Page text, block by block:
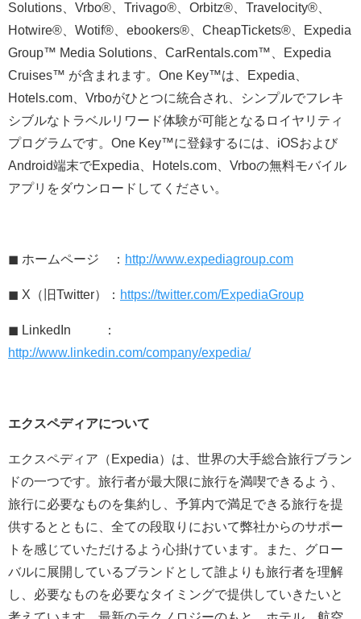
Solutions、Vrbo®、Trivago®、Orbitz®、Travelocity®、
Hotwire®、Wotif®、ebookers®、CheapTickets®、Expedia
Group™ Media Solutions、CarRentals.com™、Expedia
Cruises™ が含まれます。One Key™は、Expedia、
Hotels.com、Vrboがひとつに統合され、シンプルでフレキ
シブルなトラベルリワード体験が可能となるロイヤリティ
プログラムです。One Key™に登録するには、iOSおよび
Android端末でExpedia、Hotels.com、Vrboの無料モバイル
アプリをダウンロードしてください。
◼ ホームページ ： http://www.expediagroup.com
◼ X（旧Twitter）： https://twitter.com/ExpediaGroup
◼ LinkedIn ：
http://www.linkedin.com/company/expedia/
エクスペディアについて
エクスペディア（Expedia）は、世界の大手総合旅行ブラン
ドの一つです。旅行者が最大限に旅行を満喫できるよう、
旅行に必要なものを集約し、予算内で満足できる旅行を提
供するとともに、全ての段取りにおいて弊社からのサポー
トを感じていただけるよう心掛けています。また、グロー
バルに展開しているブランドとして誰よりも旅行者を理解
し、必要なものを必要なタイミングで提供していきたいと